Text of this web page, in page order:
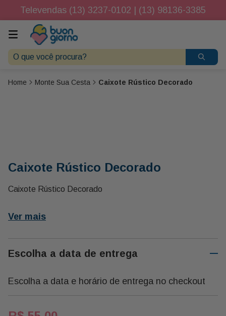
Televendas (13) 3237-0102 | (13) 98136-3385
O que você procura?
Monte Sua Cesta Caixote Rústico Decorado
Caixote Rústico Decorado
Caixote Rústico Decorado
Ver mais
Escolha a data de entrega
Escolha a data e horário de entrega no checkout